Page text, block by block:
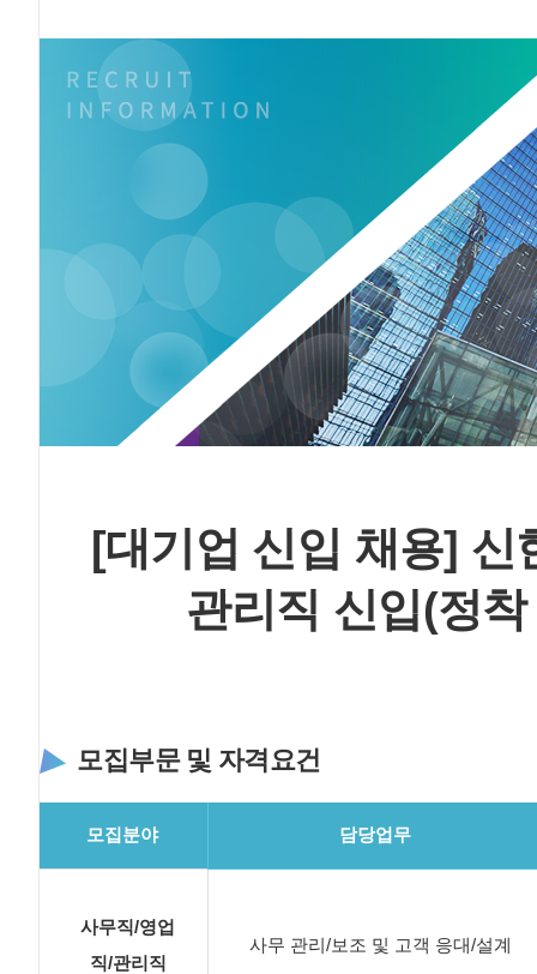
[대기업 신입 채용]
관리직 신입(정
모집부문 및 자격요건
모집분야 담당업무
사무직/영업
직/관리직
사무 관리/보조 및 고객 응대/설계